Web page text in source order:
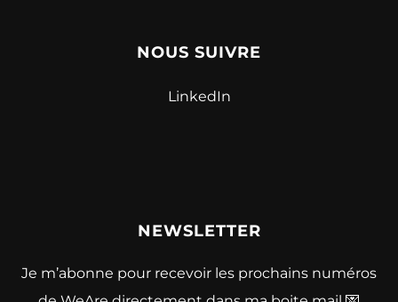
NOUS SUIVRE
LinkedIn
NEWSLETTER
Je m’abonne pour recevoir les prochains numéros